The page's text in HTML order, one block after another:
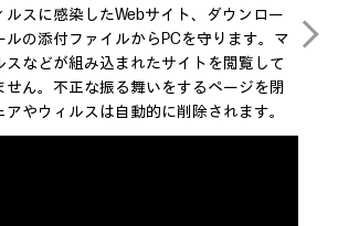
ルスに感染したWebサイト、ダウンロー
ルの添付ファイルからPCを守ります。マ
スなどが組み込まれたサイトを閲覧して
せん。不正な振る舞いをするページを閉
アやウィルスは自動的に削除されます。
ック